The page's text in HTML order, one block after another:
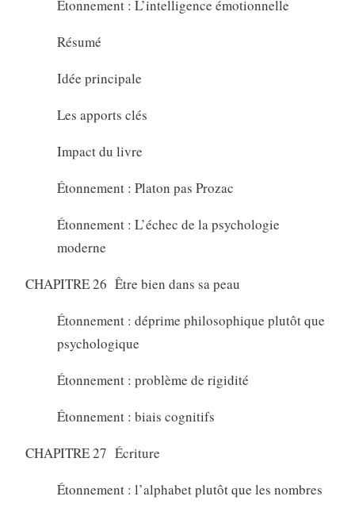
Étonnement : L’intelligence émotionnelle
Résumé
Idée principale
Les apports clés
Impact du livre
Étonnement : Platon pas Prozac
Étonnement : L’échec de la psychologie
moderne
CHAPITRE 26 Être bien dans sa peau
Étonnement : déprime philosophique plutôt que
psychologique
Étonnement : problème de rigidité
Étonnement : biais cognitifs
CHAPITRE 27 Écriture
Étonnement : l’alphabet plutôt que les nombres